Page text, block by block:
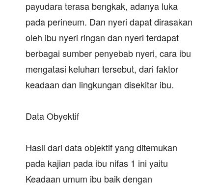
payudara terasa bengkak, adanya luka
pada perineum. Dan nyeri dapat dirasakan
oleh ibu nyeri ringan dan nyeri terdapat
berbagai sumber penyebab nyeri, cara ibu
mengatasi keluhan tersebut, dari faktor
keadaan dan lingkungan disekitar ibu.
Data Obyektif
Hasil dari data objektif yang ditemukan
pada kajian pada ibu nifas 1 ini yaitu
Keadaan umum ibu baik dengan